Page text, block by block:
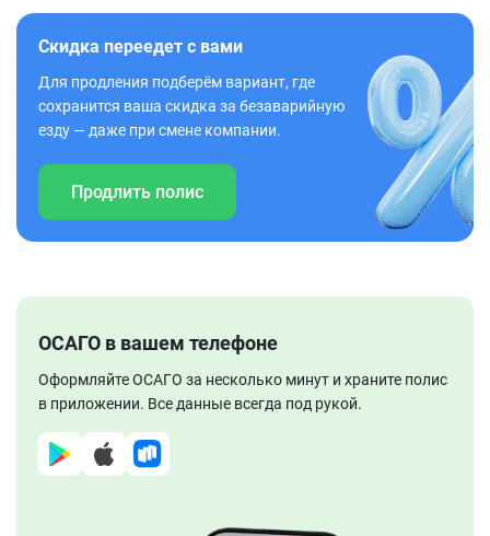
Скидка переедет с вами
Для продления подберём вариант, где
сохранится ваша скидка за безаварийную
езду — даже при смене компании.
Продлить полис
ОСАГО в вашем телефоне
Оформляйте ОСАГО за несколько минут и храните полис
в приложении. Все данные всегда под рукой.